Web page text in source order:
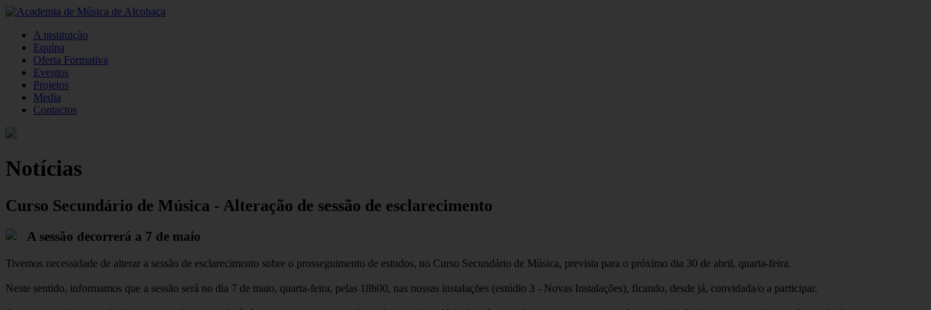
A instituição
Equipa
Oferta Formativa
Eventos
Projetos
Media
Contactos
Notícias
Curso Secundário de Música - Alteração de sessão de esclarecimento
A sessão decorrerá a 7 de maio
Tivemos necessidade de alterar a sessão de esclarecimento sobre o prosseguimento de estudos, no Curso Secundário de Música, prevista para o próximo dia 30 de abril, quarta-feira.
Neste sentido, informamos que a sessão será no dia 7 de maio, quarta-feira, pelas 18h00, nas nossas instalações (estúdio 3 - Novas Instalações), ficando, desde já, convidada/o a participar.